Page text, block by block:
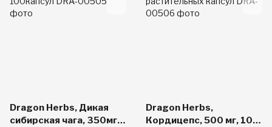
Dragon Herbs, Дикая
сибирская чага, 350мг,
Dragon Herbs,
Кордицепс, 500 мг, 100